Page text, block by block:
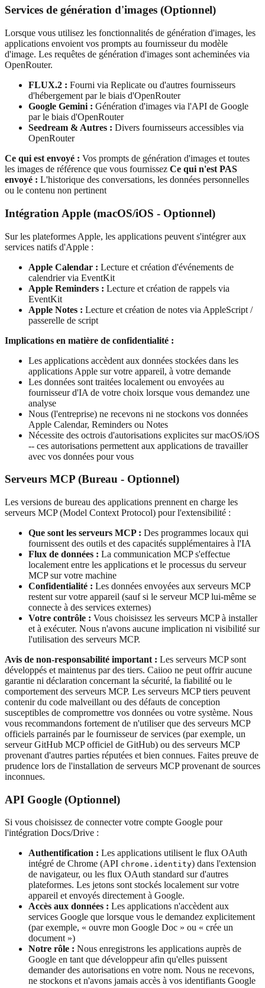
Services de génération d'images (Optionnel)
Lorsque vous utilisez les fonctionnalités de génération d'images, les
applications envoient vos prompts au fournisseur du modèle
d'image. Les requêtes de génération d'images sont acheminées via
OpenRouter.
FLUX.2 : Fourni via Replicate ou d'autres fournisseurs
d'hébergement par le biais d'OpenRouter
Google Gemini : Génération d'images via l'API de Google
par le biais d'OpenRouter
Seedream & Autres : Divers fournisseurs accessibles via
OpenRouter
Ce qui est envoyé : Vos prompts de génération d'images et toutes
les images de référence que vous fournissez Ce qui n'est PAS
envoyé : L'historique des conversations, les données personnelles
ou le contenu non pertinent
Intégration Apple (macOS/iOS - Optionnel)
Sur les plateformes Apple, les applications peuvent s'intégrer aux
services natifs d'Apple :
Apple Calendar : Lecture et création d'événements de
calendrier via EventKit
Apple Reminders : Lecture et création de rappels via
EventKit
Apple Notes : Lecture et création de notes via AppleScript /
passerelle de script
Implications en matière de confidentialité :
Les applications accèdent aux données stockées dans les
applications Apple sur votre appareil, à votre demande
Les données sont traitées localement ou envoyées au
fournisseur d'IA de votre choix lorsque vous demandez une
analyse
Nous (l'entreprise) ne recevons ni ne stockons vos données
Apple Calendar, Reminders ou Notes
Nécessite des octrois d'autorisations explicites sur macOS/iOS
-- ces autorisations permettent aux applications de travailler
avec vos données pour vous
Serveurs MCP (Bureau - Optionnel)
Les versions de bureau des applications prennent en charge les
serveurs MCP (Model Context Protocol) pour l'extensibilité :
Que sont les serveurs MCP : Des programmes locaux qui
fournissent des outils et des capacités supplémentaires à l'IA
Flux de données : La communication MCP s'effectue
localement entre les applications et le processus du serveur
MCP sur votre machine
Confidentialité : Les données envoyées aux serveurs MCP
restent sur votre appareil (sauf si le serveur MCP lui-même se
connecte à des services externes)
Votre contrôle : Vous choisissez les serveurs MCP à installer
et à exécuter. Nous n'avons aucune implication ni visibilité sur
l'utilisation des serveurs MCP.
Avis de non-responsabilité important : Les serveurs MCP sont
développés et maintenus par des tiers. Caiioo ne peut offrir aucune
garantie ni déclaration concernant la sécurité, la fiabilité ou le
comportement des serveurs MCP. Les serveurs MCP tiers peuvent
contenir du code malveillant ou des défauts de conception
susceptibles de compromettre vos données ou votre système. Nous
vous recommandons fortement de n'utiliser que des serveurs MCP
officiels parrainés par le fournisseur de services (par exemple, un
serveur GitHub MCP officiel de GitHub) ou des serveurs MCP
provenant d'autres parties réputées et bien connues. Faites preuve de
prudence lors de l'installation de serveurs MCP provenant de sources
inconnues.
API Google (Optionnel)
Si vous choisissez de connecter votre compte Google pour
l'intégration Docs/Drive :
Authentification : Les applications utilisent le flux OAuth
intégré de Chrome (API chrome.identity) dans l'extension
de navigateur, ou les flux OAuth standard sur d'autres
plateformes. Les jetons sont stockés localement sur votre
appareil et envoyés directement à Google.
Accès aux données : Les applications n'accèdent aux
services Google que lorsque vous le demandez explicitement
(par exemple, « ouvre mon Google Doc » ou « crée un
document »)
Notre rôle : Nous enregistrons les applications auprès de
Google en tant que développeur afin qu'elles puissent
demander des autorisations en votre nom. Nous ne recevons,
ne stockons et n'avons jamais accès à vos identifiants Google